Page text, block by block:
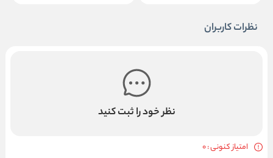
نظرات کاربران
نظر خود را ثبت کنید
امتیاز کنونی : 0